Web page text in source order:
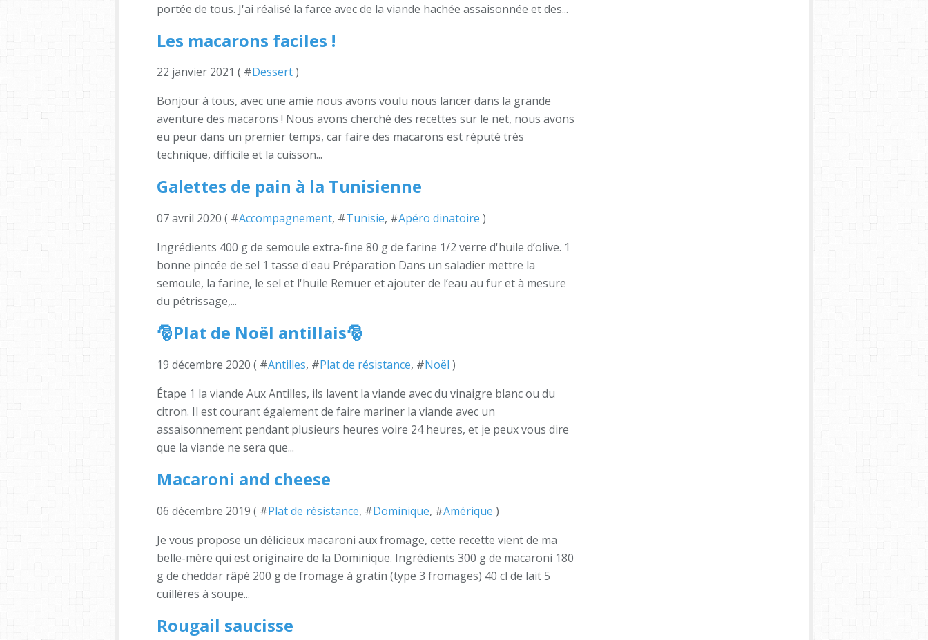
portée de tous. J'ai réalisé la farce avec de la viande hachée assaisonnée et des...
Les macarons faciles !
22 janvier 2021 ( #Dessert)
Bonjour à tous, avec une amie nous avons voulu nous lancer dans la grande
aventure des macarons ! Nous avons cherché des recettes sur le net, nous avons
eu peur dans un premier temps, car faire des macarons est réputé très
technique, difficile et la cuisson...
Galettes de pain à la Tunisienne
07 avril 2020 ( #Accompagnement, #Tunisie, #Apéro dinatoire )
Ingrédients 400 g de semoule extra-fine 80 g de farine 1/2 verre d'huile d’olive. 1
bonne pincée de sel 1 tasse d'eau Préparation Dans un saladier mettre la
semoule, la farine, le sel et l'huile Remuer et ajouter de l’eau au fur et à mesure
du pétrissage,...
🎅Plat de Noël antillais🎅
19 décembre 2020 ( #Antilles, #Plat de résistance, #Noël )
Étape 1 la viande Aux Antilles, ils lavent la viande avec du vinaigre blanc ou du
citron. Il est courant également de faire mariner la viande avec un
assaisonnement pendant plusieurs heures voire 24 heures, et je peux vous dire
que la viande ne sera que...
Macaroni and cheese
06 décembre 2019 ( #Plat de résistance, #Dominique, #Amérique )
Je vous propose un délicieux macaroni aux fromage, cette recette vient de ma
belle-mère qui est originaire de la Dominique. Ingrédients 300 g de macaroni 180
g de cheddar râpé 200 g de fromage à gratin (type 3 fromages) 40 cl de lait 5
cuillères à soupe...
Rougail saucisse